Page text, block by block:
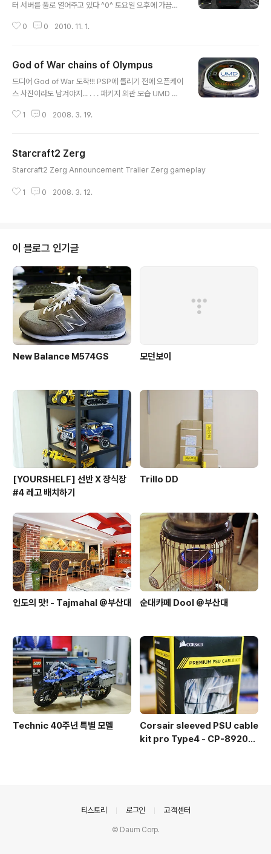
터 서버를 풀로 열어주고 있다 ^0^ 토요일 오후에 가끔씩
다 ㅎㅎ 아직 플레잉타임이 많지는 않지만 간단히 TDU2
표현도 세심하게 된거 같다 TDU2의 전체 map TDU1이
하와이를 배경으로 했는데, 2는 좀더 넓어진 섬을 배경으
로 하고 있다 주로 이벤트가 일어나게될 메인 도로 TDU2
violation 게이지가 있어서, 다른 차량과 충돌하거나 신호
0 0 2010. 11. 1.
God of War chains of Olympus
드디어 God of War 도착!!! PSP에 돌리기 전에 오픈케이
스 사진이라도 남겨야지... . . . 패키지 외관 모습 UMD 디
그려져있다 메뉴얼내의 일러스트들
1 0 2008. 3. 19.
Starcraft2 Zerg
Starcraft2 Zerg Announcement Trailer Zerg gameplay
1 0 2008. 3. 12.
이 블로그 인기글
New Balance M574GS 모던보이
[YOURSHELF] 선반 X 장식장
#4 레고 배치하기
Trillo DD
인도의 맛! - Tajmahal @부산대 순대카페 Dool @부산대
Technic 40주년 특별 모델
Corsair sleeved PSU cable
kit pro Type4 - CP-892015
티스토리 로그인 고객센터
© Daum Corp.